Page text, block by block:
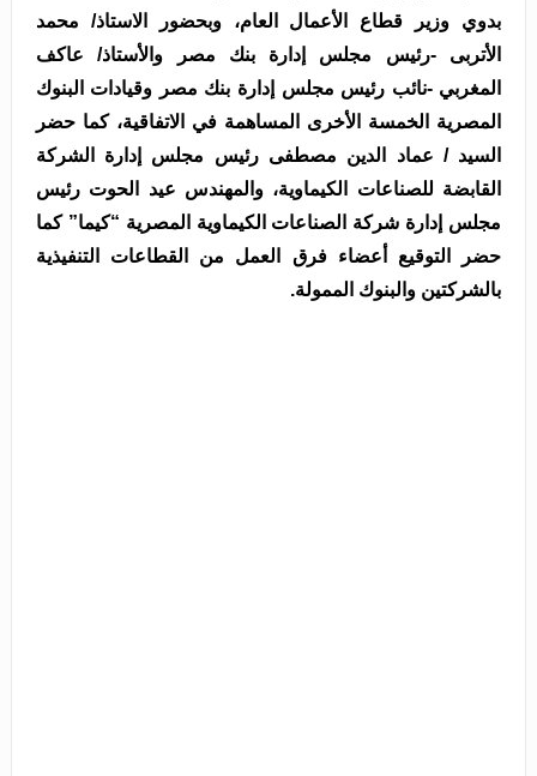
بدوي وزير قطاع الأعمال العام، وبحضور الاستاذ/ محمد
الأتربى -رئيس مجلس إدارة بنك مصر والأستاذ/ عاكف
المغربي -نائب رئيس مجلس إدارة بنك مصر وقيادات البنوك
المصرية الخمسة الأخرى المساهمة في الاتفاقية، كما حضر
السيد / عماد الدين مصطفى رئيس مجلس إدارة الشركة
القابضة للصناعات الكيماوية، والمهندس عيد الحوت رئيس
مجلس إدارة شركة الصناعات الكيماوية المصرية “كيما” كما
حضر التوقيع أعضاء فرق العمل من القطاعات التنفيذية
بالشركتين والبنوك الممولة.